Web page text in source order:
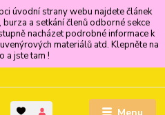
úvodní strany webu najdete článek
a setkání členů odborné sekce
nacházet podrobné informace k
materiálů atd. Klepněte na
a jste tam !